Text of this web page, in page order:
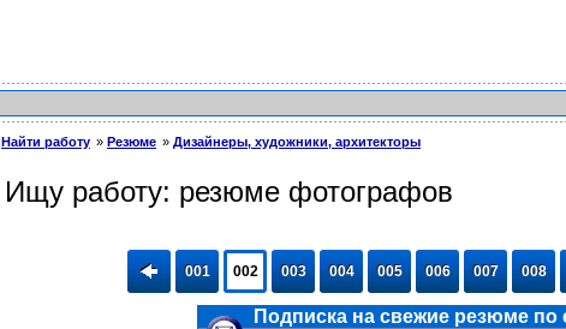
Найти работу Резюме Дизайнеры, художники, архитекторы
Ищу работу: резюме фотографов
001 002 003 004 005 006 007 008
Подписка на свежие резюме по